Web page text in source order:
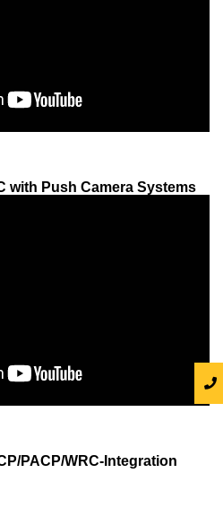
with Push Camera Systems
PACP/WRC-Integration